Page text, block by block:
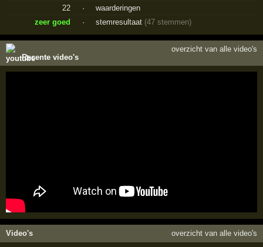
22
·
waarderingen
zeer goed
· stemresultaat (47 stemmen)
Recente video's
overzicht van alle video's
Video's overzicht van alle video's